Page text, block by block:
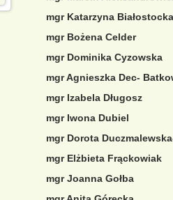
mgr Katarzyna Białostocka
mgr Bożena Celder
mgr Dominika Cyzowska
mgr Agnieszka Dec-
mgr Izabela Długosz
mgr Iwona Dubiel
mgr Dorota
mgr Elżbieta Frąckowiak
mgr Joanna Gołba